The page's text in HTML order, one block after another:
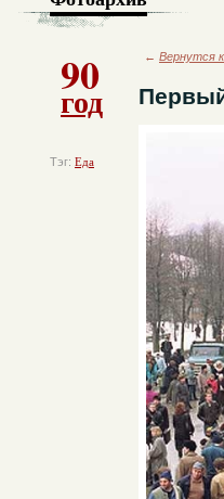
90
год
Тэг: Еда
← Вернутся